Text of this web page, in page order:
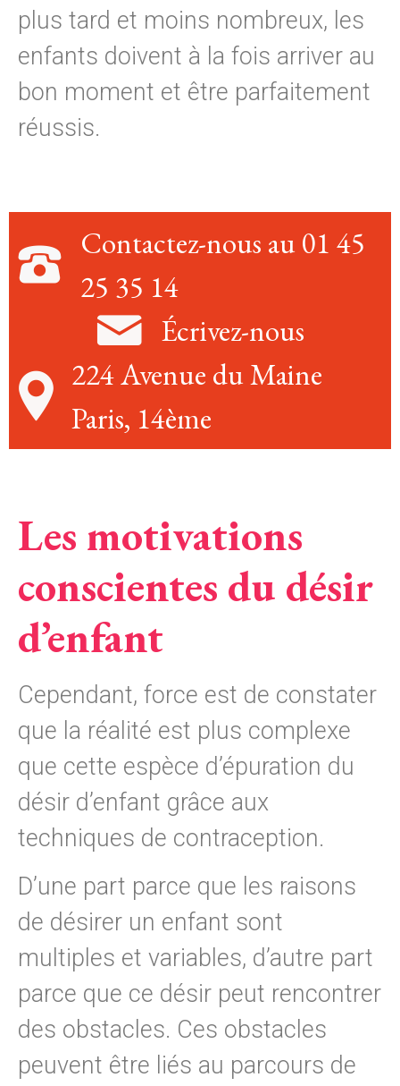
plus tard et moins nombreux, les
enfants doivent à la fois arriver au
bon moment et être parfaitement
réussis.
Contactez-nous au 01 45
25 35 14
Écrivez-nous
224 Avenue du Maine
Paris, 14ème
Les motivations
conscientes du désir
d’enfant
Cependant, force est de constater
que la réalité est plus complexe
que cette espèce d’épuration du
désir d’enfant grâce aux
techniques de contraception.
D’une part parce que les raisons
de désirer un enfant sont
multiples et variables, d’autre part
parce que ce désir peut rencontrer
des obstacles. Ces obstacles
peuvent être liés au parcours de